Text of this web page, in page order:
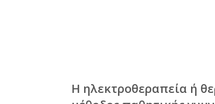
Η ηλεκτροθεραπεία ή